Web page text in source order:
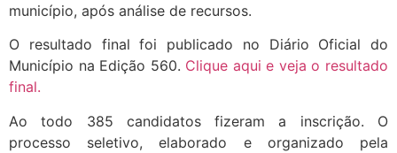
municí­pio, após análise de recursos.
O resultado final foi publicado no Diário Oficial do
Município na Edição 560. Clique aqui e veja o resultado
final.
Ao todo 385 candidatos fizeram a inscrição. O
processo seletivo, elaborado e organizado pela